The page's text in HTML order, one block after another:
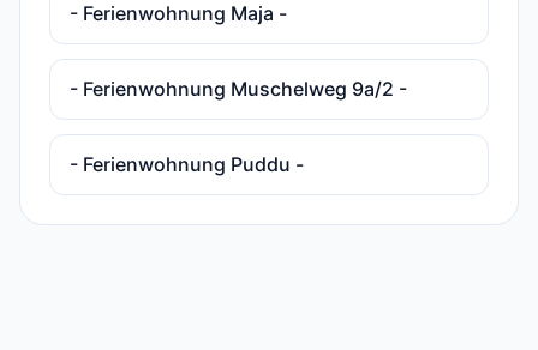
- Ferienwohnung Maja -
- Ferienwohnung Muschelweg 9a/2 -
- Ferienwohnung Puddu -